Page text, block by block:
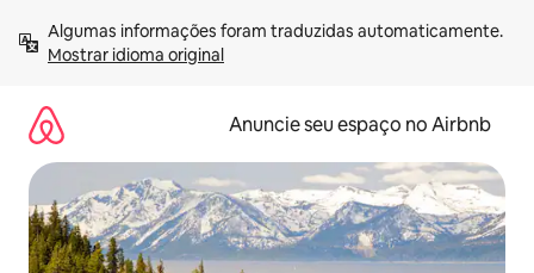
para
Mostrar idioma original
Anuncie seu espaço no Airbnb